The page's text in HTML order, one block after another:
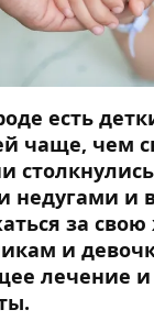
есть
чаще, чем
недугами и
за
и
лечение и